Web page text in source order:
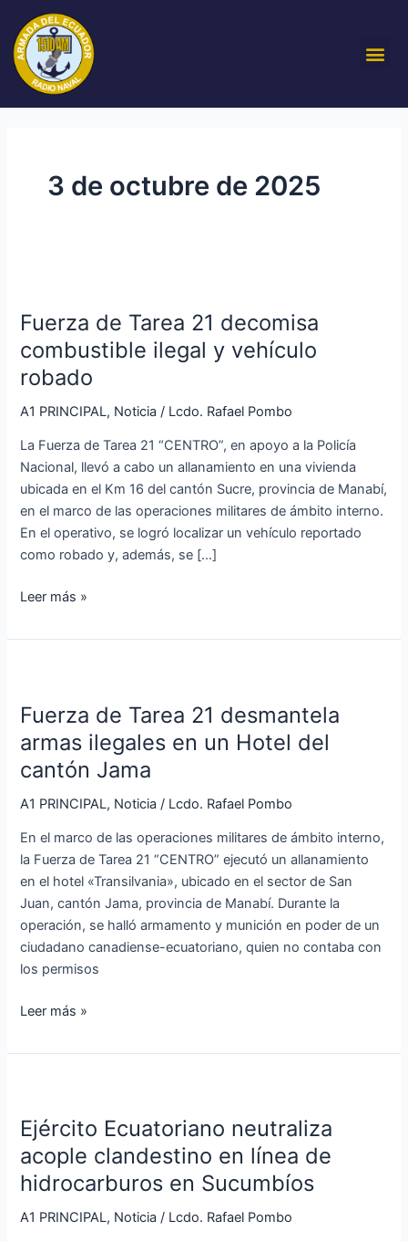
contenido
3 de octubre de 2025
Fuerza de Tarea 21 decomisa
combustible ilegal y vehículo
robado
A1 PRINCIPAL, Noticia / Lcdo. Rafael Pombo
La Fuerza de Tarea 21 “CENTRO”, en apoyo a la Policía
Nacional, llevó a cabo un allanamiento en una vivienda
ubicada en el Km 16 del cantón Sucre, provincia de Manabí,
en el marco de las operaciones militares de ámbito interno.
En el operativo, se logró localizar un vehículo reportado
como robado y, además, se […]
Tarea
21
decomisa
combustible
ilegal
vehículo
robado
Leer más »
Fuerza de Tarea 21 desmantela
armas ilegales en un Hotel del
cantón Jama
A1 PRINCIPAL, Noticia / Lcdo. Rafael Pombo
En el marco de las operaciones militares de ámbito interno,
la Fuerza de Tarea 21 “CENTRO” ejecutó un allanamiento
en el hotel «Transilvania», ubicado en el sector de San
Juan, cantón Jama, provincia de Manabí. Durante la
operación, se halló armamento y munición en poder de un
ciudadano canadiense-ecuatoriano, quien no contaba con
los permisos
Tarea
21
desmantela
armas
ilegales
un
Hotel
del
cantón
Jama
Leer más »
Ejército Ecuatoriano neutraliza
acople clandestino en línea de
hidrocarburos en Sucumbíos
A1 PRINCIPAL, Noticia / Lcdo. Rafael Pombo
neutraliza
acople
clandestino
en
línea